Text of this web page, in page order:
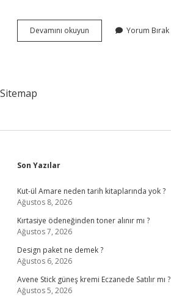
Devamını okuyun
Öldürmenin
Yorum Bırak
Sitemap
Sidebar
Son Yazılar
Kut-ül Amare neden tarih kitaplarında yok ?
Ağustos 8, 2026
Kırtasiye ödeneğinden toner alınır mı ?
Ağustos 7, 2026
Design paket ne demek ?
Ağustos 6, 2026
Avene Stick güneş kremi Eczanede Satılır mı ?
Ağustos 5, 2026